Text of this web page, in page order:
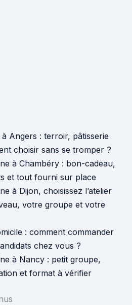
Angers : terroir, pâtisserie
choisir sans se tromper ?
à Chambéry : bon-cadeau,
et tout fourni sur place
à Dijon, choisissez l’atelier
votre groupe et votre
: comment commander
chez vous ?
à Nancy : petit groupe,
et format à vérifier